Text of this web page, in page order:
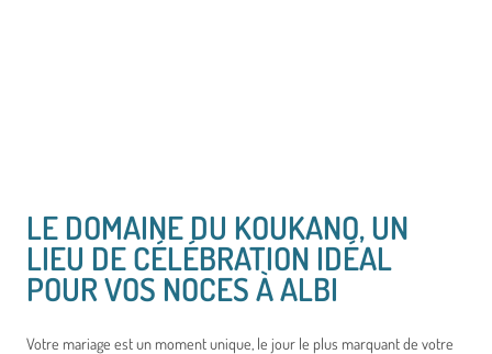
LE DOMAINE DU KOUKANO, UN
LIEU DE CÉLÉBRATION IDÉAL
POUR VOS NOCES À ALBI
Votre mariage est un moment unique, le jour le plus marquant de votre